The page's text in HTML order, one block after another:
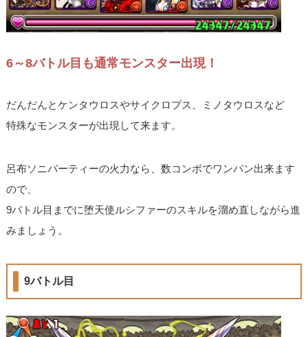
6～8バトル目も通常モンスター出現！
だんだんとケンタウロスやサイクロプス、ミノタウロスなど
特殊なモンスターが出現して来ます。
呂布ソニパーティーの火力なら、数コンボでワンパン出来ます
ので、
9バトル目までに堕天使ルシファーのスキルを溜め直しながら進
みましょう。
9バトル目